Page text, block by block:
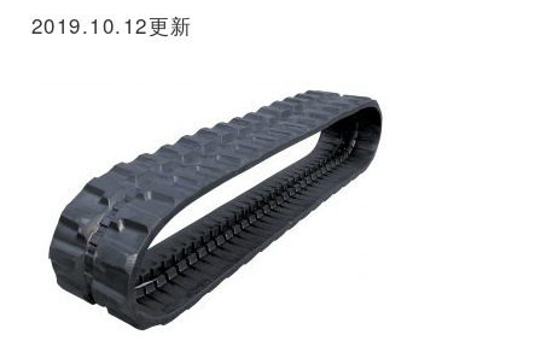
2019.10.12更新